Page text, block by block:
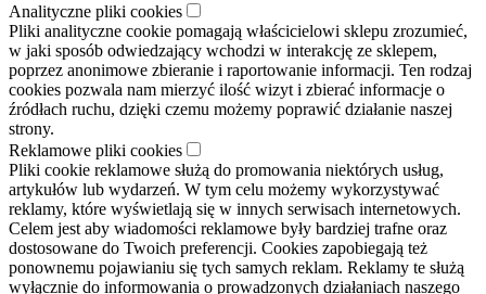
Analityczne pliki cookies
Pliki analityczne cookie pomagają właścicielowi sklepu zrozumieć,
w jaki sposób odwiedzający wchodzi w interakcję ze sklepem,
poprzez anonimowe zbieranie i raportowanie informacji. Ten rodzaj
cookies pozwala nam mierzyć ilość wizyt i zbierać informacje o
źródłach ruchu, dzięki czemu możemy poprawić działanie naszej
strony.
Reklamowe pliki cookies
Pliki cookie reklamowe służą do promowania niektórych usług,
artykułów lub wydarzeń. W tym celu możemy wykorzystywać
reklamy, które wyświetlają się w innych serwisach internetowych.
Celem jest aby wiadomości reklamowe były bardziej trafne oraz
dostosowane do Twoich preferencji. Cookies zapobiegają też
ponownemu pojawianiu się tych samych reklam. Reklamy te służą
wyłącznie do informowania o prowadzonych działaniach naszego